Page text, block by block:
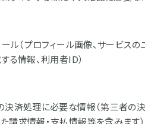
ル（プロフィール画像、サービス
る情報、利用者ID）
済処理に必要な情報（第三者の
求情報・支払情報等を含みます）